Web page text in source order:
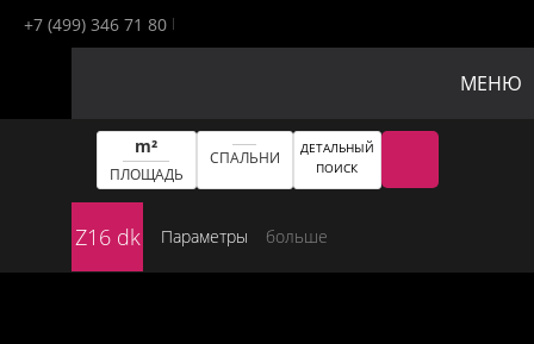
+7 (499) 346 71 80
МЕНЮ
m²
ПЛОЩАДЬ
СПАЛЬНИ
ДЕТАЛЬНЫЙ
ПОИСК
Z16 dk Параметры больше